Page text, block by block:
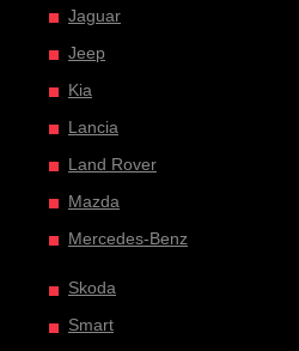
Jaguar
Jeep
Kia
Lancia
Land Rover
Mazda
Mercedes-Benz
Skoda
Smart